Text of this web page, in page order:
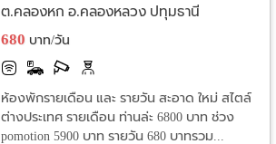
ต.คลองหก อ.คลองหลวง ปทุมธานี
680 บาท/วัน
ห้องพักรายเดือน และ รายวัน สะอาด ใหม่ สไตล์
ต่างประเทศ รายเดือน ท่านล่ะ 6800 บาท ช่วง
pomotion 5900 บาท รายวัน 680 บาทรวม...